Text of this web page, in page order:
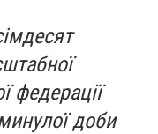
федерації
доби